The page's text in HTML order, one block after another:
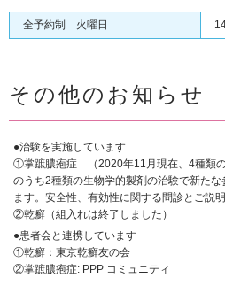
全予約制 火曜日
その他のお知らせ
●治験を実施しています
①掌蹠膿疱症 （2020年11月現在、4種類
のうち2種類の生物学的製剤の治験で新た
ます。安全性、有効性に関する問診とご説
②乾癬（組入れは終了しました）
●患者会と連携しています
①乾癬：東京乾癬友の会
②掌蹠膿疱症: PPP コミュニティ